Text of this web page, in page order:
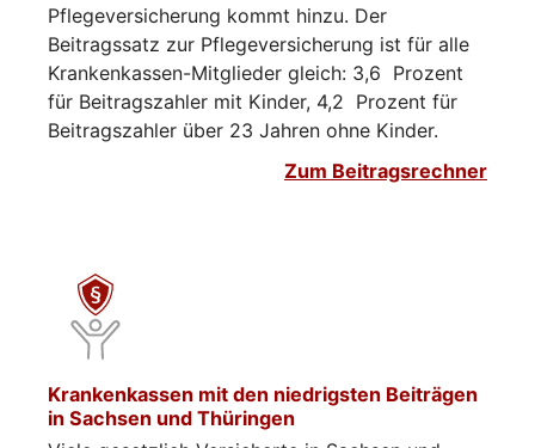
Pflegeversicherung kommt hinzu. Der
Beitragssatz zur Pflegeversicherung ist für alle
Krankenkassen-Mitglieder gleich: 3,6 Prozent
für Beitragszahler mit Kinder, 4,2 Prozent für
Beitragszahler über 23 Jahren ohne Kinder.
Zum Beitragsrechner
Krankenkassen mit den niedrigsten Beiträgen
in Sachsen und Thüringen